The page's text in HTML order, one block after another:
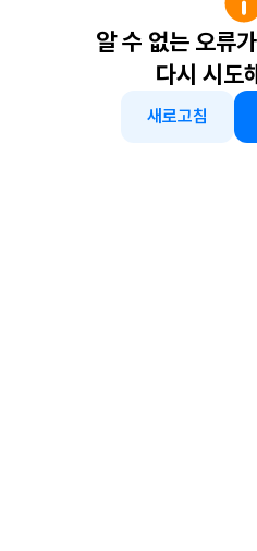
알 수 없는 오류
다시 시도
새로고침